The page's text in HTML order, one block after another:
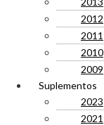
2012
2011
2010
2009
Suplementos
2023
2021